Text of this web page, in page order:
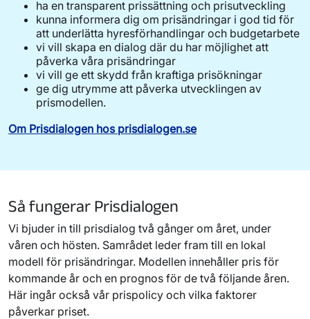
ha en transparent prissättning och prisutveckling
kunna informera dig om prisändringar i god tid för
att underlätta hyresförhandlingar och budgetarbete
vi vill skapa en dialog där du har möjlighet att
påverka våra prisändringar
vi vill ge ett skydd från kraftiga prisökningar
ge dig utrymme att påverka utvecklingen av
prismodellen.
Om Prisdialogen hos prisdialogen.se
Så fungerar Prisdialogen
Vi bjuder in till prisdialog två gånger om året, under
våren och hösten. Samrådet leder fram till en lokal
modell för prisändringar. Modellen innehåller pris för
kommande år och en prognos för de två följande åren.
Här ingår också vår prispolicy och vilka faktorer
påverkar priset.